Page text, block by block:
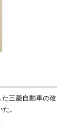
三菱自動車の改
。